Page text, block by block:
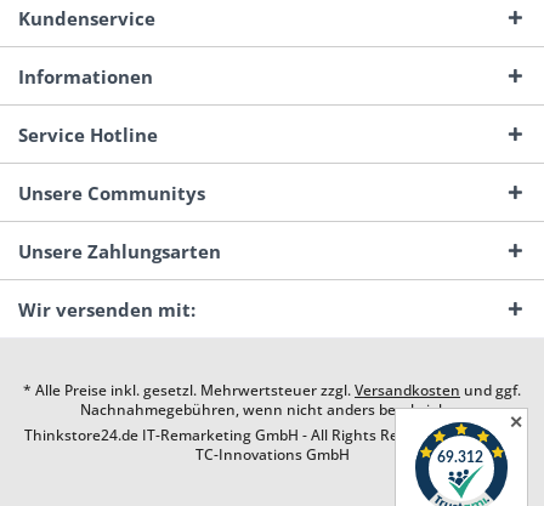
Kundenservice
Informationen
Service Hotline
Unsere Communitys
Unsere Zahlungsarten
Wir versenden mit:
* Alle Preise inkl. gesetzl. Mehrwertsteuer zzgl.Versandkosten und ggf.
Nachnahmegebühren, wenn nicht anders beschrieben
Thinkstore24.de IT-Remarketing GmbH - All Rights Reserved. Design by
TC-Innovations GmbH
✕